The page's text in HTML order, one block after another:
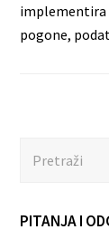
implementira
pogone,
PITANJA I